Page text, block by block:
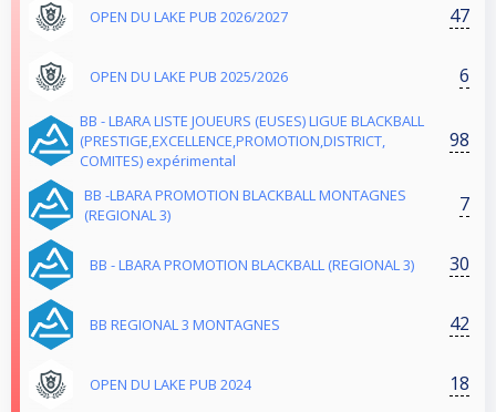
OPEN DU LAKE PUB 2026/2027 47
OPEN DU LAKE PUB 2025/2026 6
BB - LBARA LISTE JOUEURS (EUSES) LIGUE BLACKBALL
(PRESTIGE,EXCELLENCE,PROMOTION,DISTRICT,
COMITES) expérimental
98
BB -LBARA PROMOTION BLACKBALL MONTAGNES
(REGIONAL 3)
7
BB - LBARA PROMOTION BLACKBALL (REGIONAL 3) 30
BB REGIONAL 3 MONTAGNES 42
OPEN DU LAKE PUB 2024 18